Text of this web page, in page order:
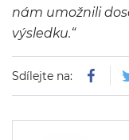
nám umožnili
výsledku.“
Sdílejte na: